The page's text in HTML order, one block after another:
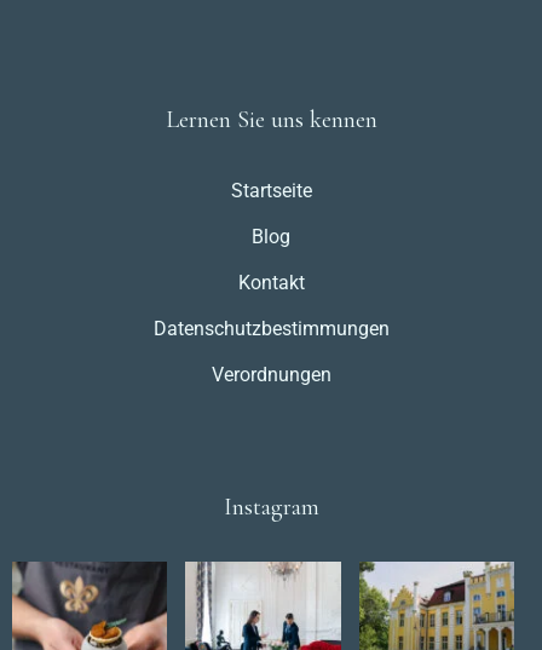
Lernen Sie uns kennen
Startseite
Blog
Kontakt
Datenschutzbestimmungen
Verordnungen
Instagram